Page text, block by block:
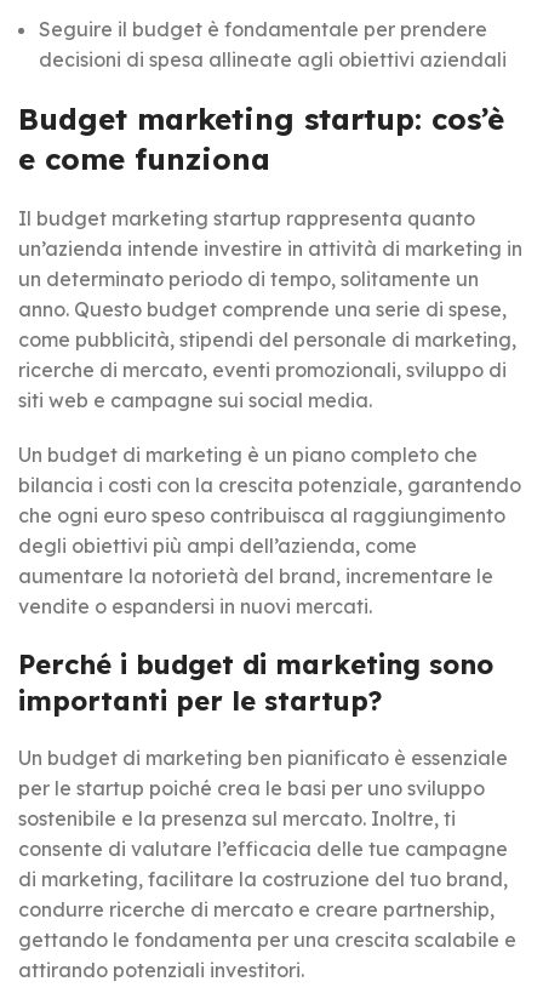
Seguire il budget è fondamentale per prendere
decisioni di spesa allineate agli obiettivi aziendali
Budget marketing startup: cos’è
e come funziona
Il budget marketing startup rappresenta quanto
un’azienda intende investire in attività di marketing in
un determinato periodo di tempo, solitamente un
anno. Questo budget comprende una serie di spese,
come pubblicità, stipendi del personale di marketing,
ricerche di mercato, eventi promozionali, sviluppo di
siti web e campagne sui social media.
Un budget di marketing è un piano completo che
bilancia i costi con la crescita potenziale, garantendo
che ogni euro speso contribuisca al raggiungimento
degli obiettivi più ampi dell’azienda, come
aumentare la notorietà del brand, incrementare le
vendite o espandersi in nuovi mercati.
Perché i budget di marketing sono
importanti per le startup?
Un budget di marketing ben pianificato è essenziale
per le startup poiché crea le basi per uno sviluppo
sostenibile e la presenza sul mercato. Inoltre, ti
consente di valutare l’efficacia delle tue campagne
di marketing, facilitare la costruzione del tuo brand,
condurre ricerche di mercato e creare partnership,
gettando le fondamenta per una crescita scalabile e
attirando potenziali investitori.